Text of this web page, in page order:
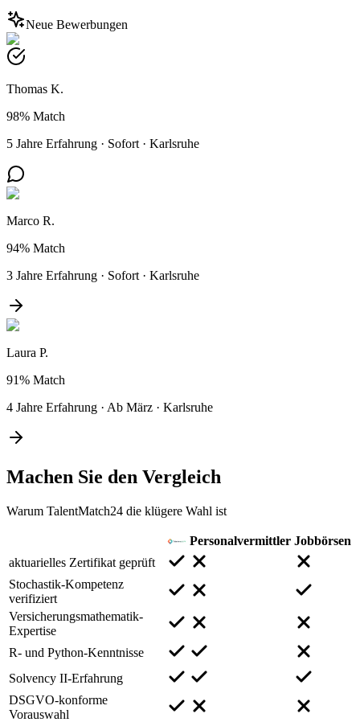
Neue Bewerbungen
Thomas K.
98% Match
5 Jahre Erfahrung · Sofort · Karlsruhe
Marco R.
94% Match
3 Jahre Erfahrung · Sofort · Karlsruhe
Laura P.
91% Match
4 Jahre Erfahrung · Ab März · Karlsruhe
Machen Sie den Vergleich
Warum TalentMatch24 die klügere Wahl ist
Personalvermittler Jobbörsen
aktuarielles Zertifikat geprüft
Stochastik-Kompetenz
verifiziert
Versicherungsmathematik-
Expertise
R- und Python-Kenntnisse
Solvency II-Erfahrung
DSGVO-konforme
Vorauswahl